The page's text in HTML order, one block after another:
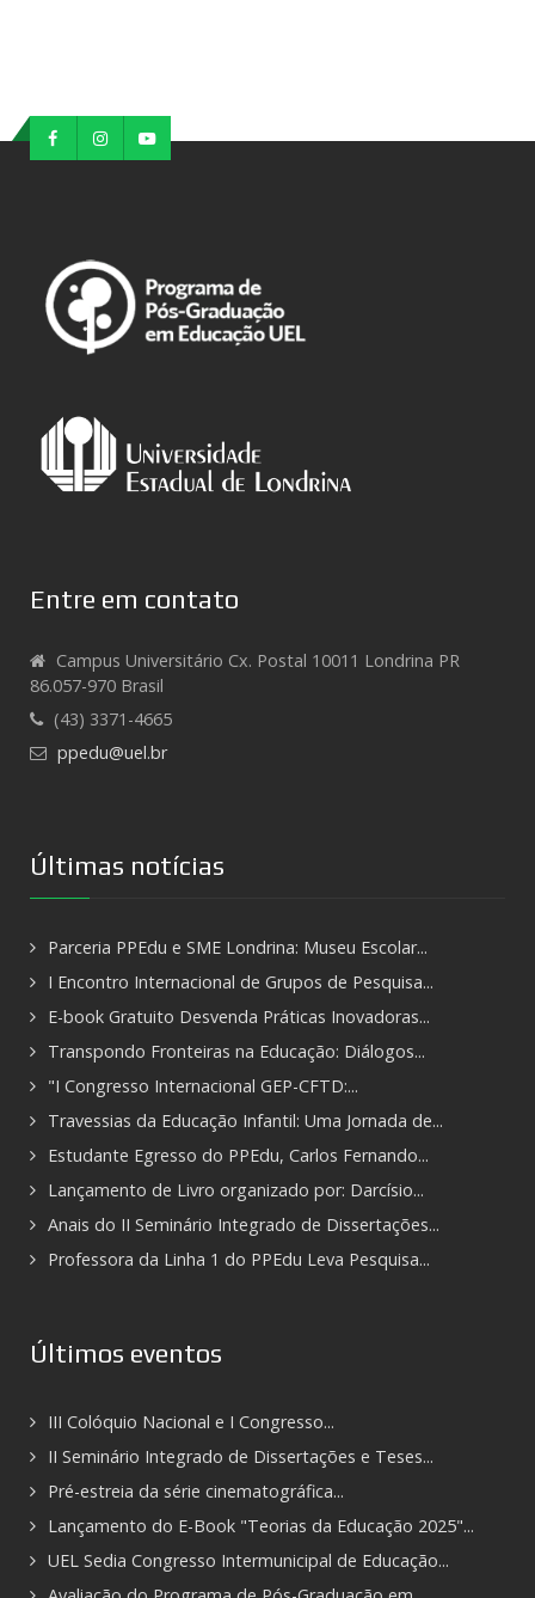
Entre em contato
Campus Universitário Cx. Postal 10011 Londrina PR
86.057-970 Brasil
(43) 3371-4665
ppedu@uel.br
Últimas notícias
Parceria PPEdu e SME Londrina: Museu Escolar...
I Encontro Internacional de Grupos de Pesquisa...
E-book Gratuito Desvenda Práticas Inovadoras...
Transpondo Fronteiras na Educação: Diálogos...
"I Congresso Internacional GEP-CFTD:...
Travessias da Educação Infantil: Uma Jornada de...
Estudante Egresso do PPEdu, Carlos Fernando...
Lançamento de Livro organizado por: Darcísio...
Anais do II Seminário Integrado de Dissertações...
Professora da Linha 1 do PPEdu Leva Pesquisa...
Últimos eventos
III Colóquio Nacional e I Congresso...
II Seminário Integrado de Dissertações e Teses...
Pré-estreia da série cinematográfica...
Lançamento do E-Book "Teorias da Educação 2025"...
UEL Sedia Congresso Intermunicipal de Educação...